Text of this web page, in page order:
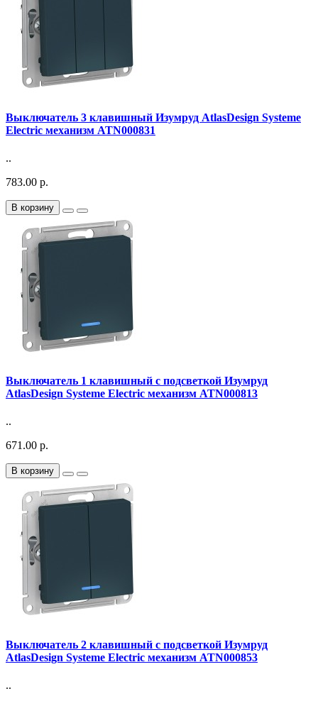
Выключатель 3 клавишный Изумруд AtlasDesign Systeme
Electric механизм ATN000831
..
783.00 р.
В корзину
Выключатель 1 клавишный с подсветкой Изумруд
AtlasDesign Systeme Electric механизм ATN000813
..
671.00 р.
В корзину
Выключатель 2 клавишный с подсветкой Изумруд
AtlasDesign Systeme Electric механизм ATN000853
..